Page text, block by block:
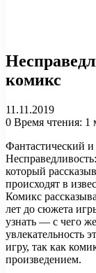
комикс
11.11.2019
0 Время чтения: 1
Фантастический
который
происходят в
Комикс
лет до сюжета
узнать — с чего
увлекательность
игру, так как
произведением.